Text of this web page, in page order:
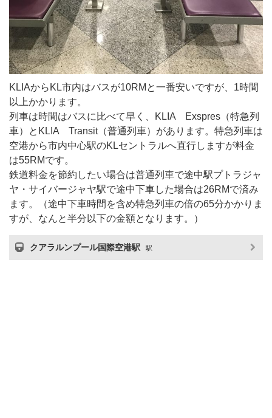
KLIAからKL市内はバスが10RMと一番安いですが、1時間
以上かかります。
列車は時間はバスに比べて早く、KLIA Exspres（特急列
車）とKLIA Transit（普通列車）があります。特急列車は
空港から市内中心駅のKLセントラルへ直行しますが料金
は55RMです。
鉄道料金を節約したい場合は普通列車で途中駅プトラジャ
ヤ・サイバージャヤ駅で途中下車した場合は26RMで済み
ます。（途中下車時間を含め特急列車の倍の65分かかりま
すが、なんと半分以下の金額となります。）
クアラルンプール国際空港駅 駅